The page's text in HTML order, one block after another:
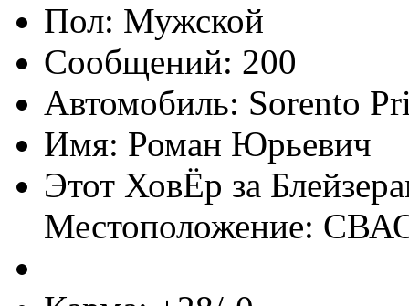
Пол:
Сообщений: 200
Автомобиль: Sorento
Имя: Роман Юрьевич
Этот ХовЁр за
Местоположение: